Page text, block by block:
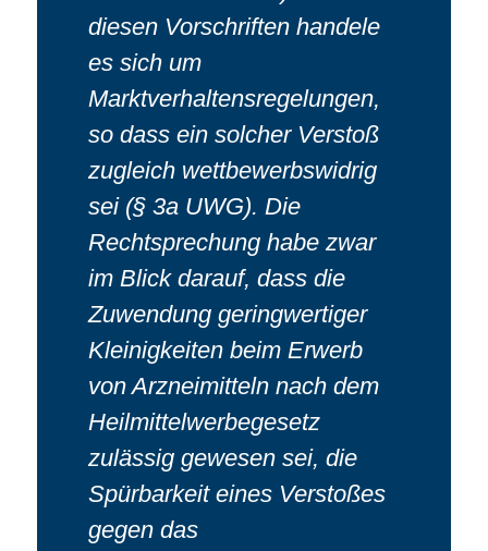
diesen Vorschriften handele
es sich um
Marktverhaltensregelungen,
so dass ein solcher Verstoß
zugleich wettbewerbswidrig
sei (§ 3a UWG). Die
Rechtsprechung habe zwar
im Blick darauf, dass die
Zuwendung geringwertiger
Kleinigkeiten beim Erwerb
von Arzneimitteln nach dem
Heilmittelwerbegesetz
zulässig gewesen sei, die
Spürbarkeit eines Verstoßes
gegen das